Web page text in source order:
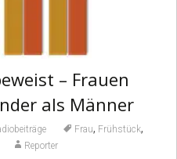
– Frauen
als Männer
Frau, Frühstück,
Reporter